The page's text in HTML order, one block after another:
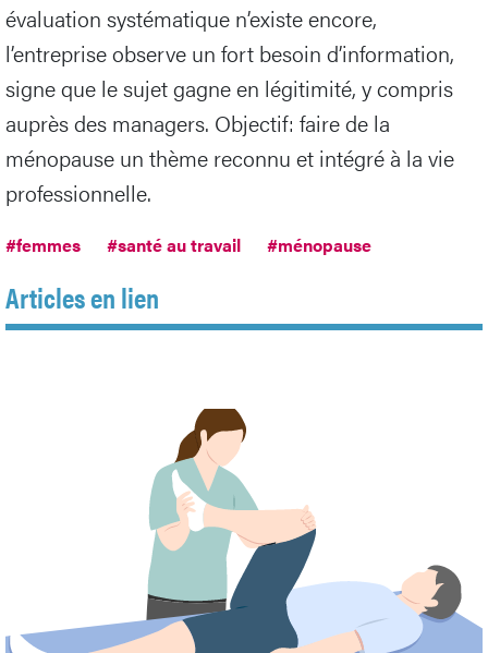
évaluation systématique n’existe encore,
l’entreprise observe un fort besoin d’information,
signe que le sujet gagne en légitimité, y compris
auprès des managers. Objectif: faire de la
ménopause un thème reconnu et intégré à la vie
professionnelle.
#femmes #santé au travail #ménopause
Articles en lien